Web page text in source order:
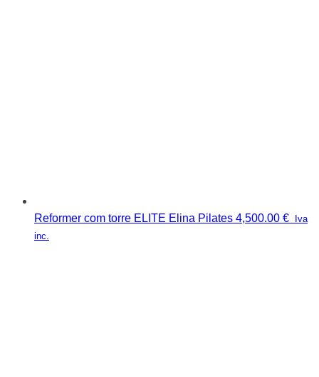
Reformer com torre ELITE Elina Pilates 4,500.00 €
Iva
inc.